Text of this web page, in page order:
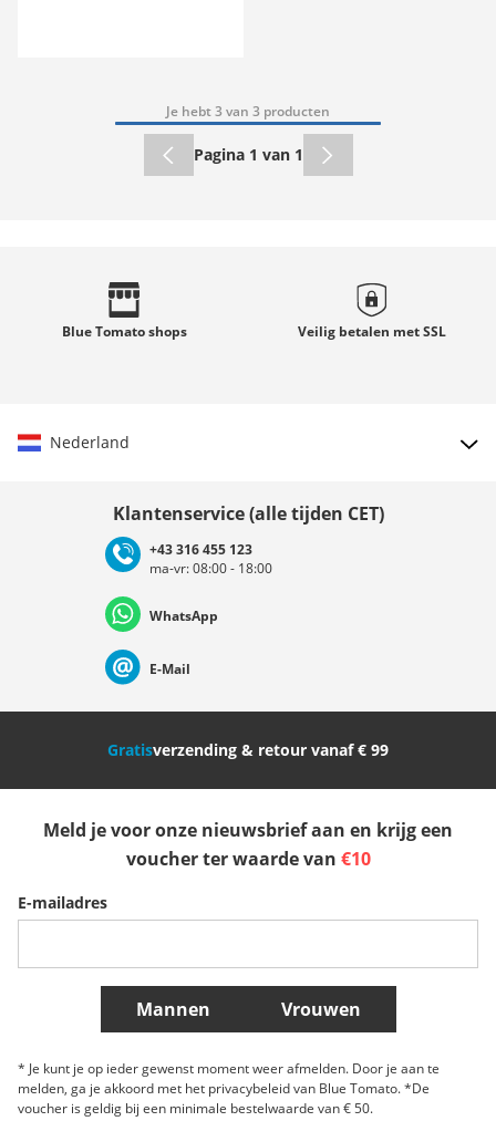
Je hebt 3 van 3 producten
Pagina 1 van 1
Blue Tomatoshops Veilig betalen metSSL
Nederland
Deutschland Österreich
Nederland Italia (Italiano) Italien (Deutsch)
België (Nederlands)
Belgique (Français) Danmark Norge
Meer landen
Klantenservice (alle tijden CET)
+43 316 455 123
ma-vr: 08:00 - 18:00
WhatsApp
E-Mail
Gratisverzending & retour vanaf € 99
Meld je voor onze nieuwsbrief aan en krijg een
voucher ter waarde van €10
E-mailadres
Mannen Vrouwen
* Je kunt je op ieder gewenst moment weer afmelden. Door je aan te
melden, ga je akkoord met het privacybeleid van Blue Tomato. *De
voucher is geldig bij een minimale bestelwaarde van € 50.